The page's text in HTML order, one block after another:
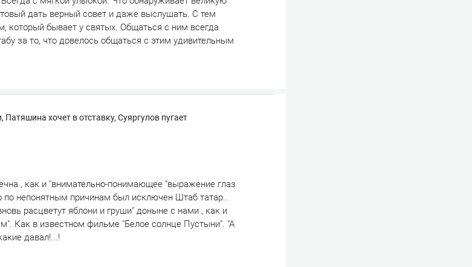
дать верный совет и даже выслушать. С тем
который бывает у святых. Общаться с ним всегда
за то, что довелось общаться с этим удивительным
хочет в отставку, Суяргулов пугает
, как и "внимательно-понимающее "выражение глаз
по непонятным причинам был исключен Штаб татар..
расцветут яблони и груши" доныне с нами , как и
Как в известном фильме "Белое солнце Пустыни". "А
давал!...!